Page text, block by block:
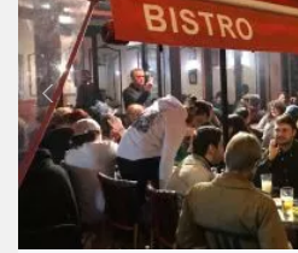
Précédent